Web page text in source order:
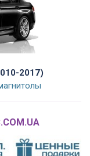
2017)